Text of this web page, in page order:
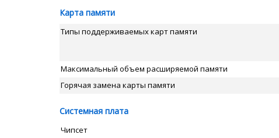
Карта памяти
Типы поддерживаемых карт памяти
Максимальный объем расширяемой памяти
Горячая замена карты памяти
Системная плата
Чипсет